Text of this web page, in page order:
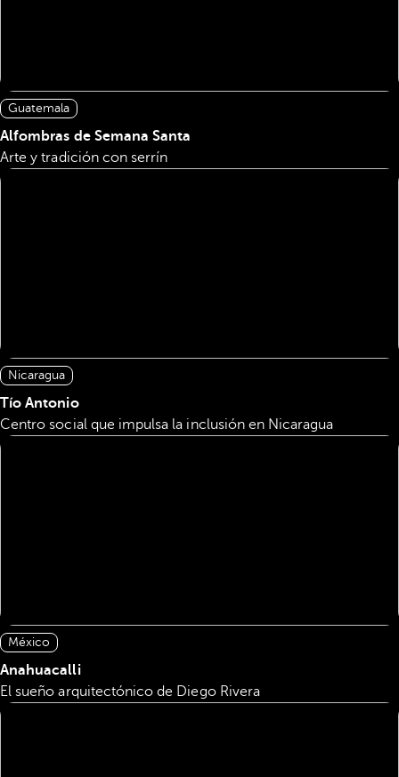
Guatemala
Alfombras de Semana Santa
Arte y tradición con serrín
Nicaragua
Tío Antonio
Centro social que impulsa la inclusión en Nicaragua
México
Anahuacalli
El sueño arquitectónico de Diego Rivera